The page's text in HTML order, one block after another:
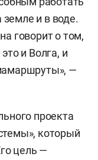
земле и в воде.
говорит о том,
и Волга, и
—
проекта
который
цель —